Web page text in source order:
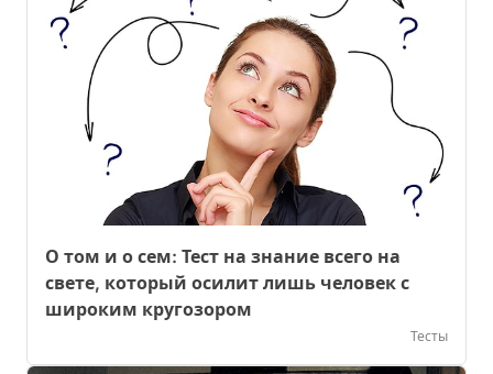
О том и о сем: Тест на знание всего на
свете, который осилит лишь человек с
широким кругозором
Тесты